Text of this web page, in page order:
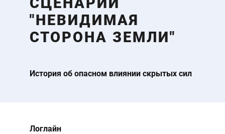
"НЕВИДИМАЯ
СТОРОНА ЗЕМЛИ"
История об опасном влиянии скрытых сил
Логлайн